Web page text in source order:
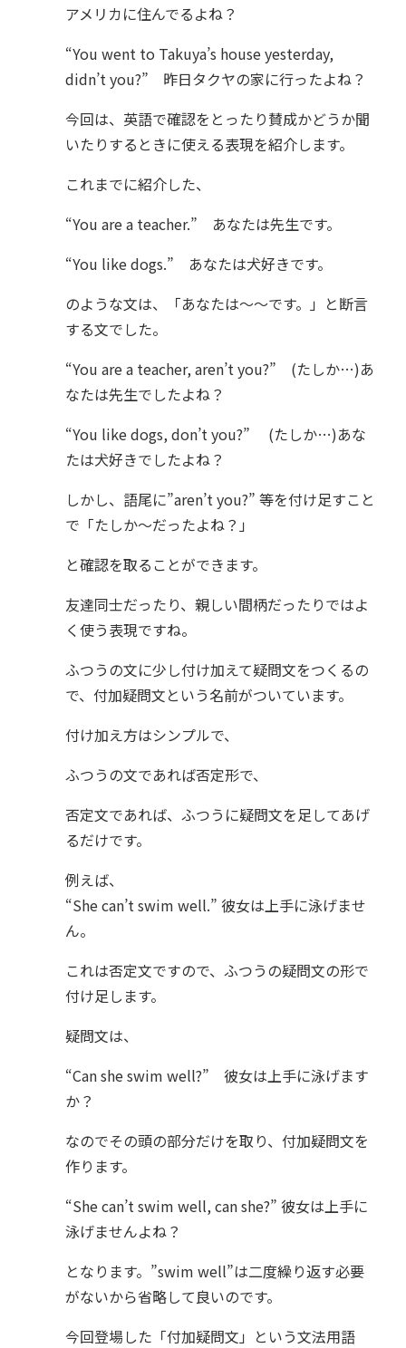
アメリカに住んでるよね？
“You went to Takuya’s house yesterday,
didn’t you?” 昨日タクヤの家に行ったよね？
今回は、英語で確認をとったり賛成かどうか聞
いたりするときに使える表現を紹介します。
これまでに紹介した、
“You are a teacher.” あなたは先生です。
“You like dogs.” あなたは犬好きです。
のような文は、「あなたは～～です。」と断言
する文でした。
“You are a teacher, aren’t you?” (たしか…)あ
なたは先生でしたよね？
“You like dogs, don’t you?” (たしか…)あな
たは犬好きでしたよね？
しかし、語尾に”aren’t you?” 等を付け足すこと
で「たしか～だったよね？」
と確認を取ることができます。
友達同士だったり、親しい間柄だったりではよ
く使う表現ですね。
ふつうの文に少し付け加えて疑問文をつくるの
で、付加疑問文という名前がついています。
付け加え方はシンプルで、
ふつうの文であれば否定形で、
否定文であれば、ふつうに疑問文を足してあげ
るだけです。
例えば、
“She can’t swim well.” 彼女は上手に泳げませ
ん。
これは否定文ですので、ふつうの疑問文の形で
付け足します。
疑問文は、
“Can she swim well?” 彼女は上手に泳げます
か？
なのでその頭の部分だけを取り、付加疑問文を
作ります。
“She can’t swim well, can she?” 彼女は上手に
泳げませんよね？
となります。”swim well”は二度繰り返す必要
がないから省略して良いのです。
今回登場した「付加疑問文」という文法用語